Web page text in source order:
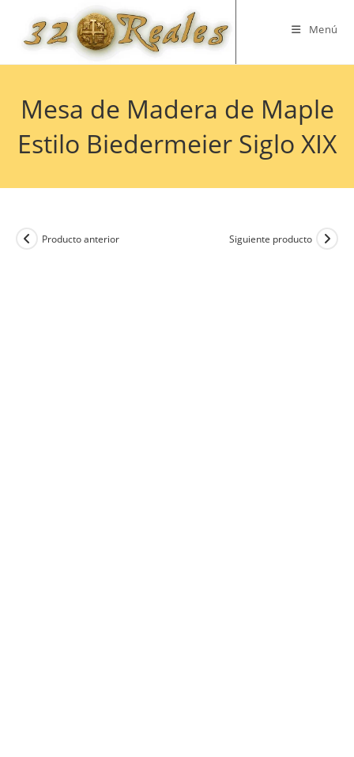
contenido
Menú
Mesa de Madera de Maple
Estilo Biedermeier Siglo XIX
Producto anterior Siguiente producto